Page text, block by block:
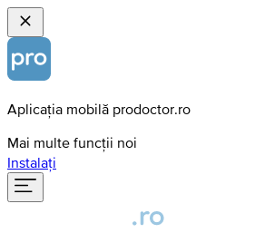
Aplicația mobilă prodoctor.ro
Mai multe funcții noi
Instalați